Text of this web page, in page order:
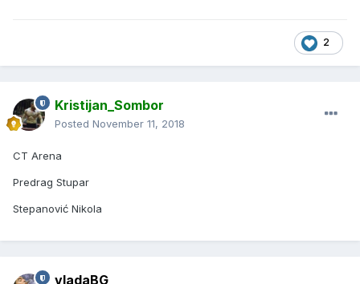
2
Kristijan_Sombor
Posted November 11, 2018
CT Arena
Predrag Stupar
Stepanović Nikola
vladaBG